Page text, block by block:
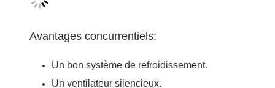
Un ventilateur silencieux.
Plus de 7 ans d'expérience en tant que fabricant
Plus de 5 ans d'expérience à l'exportation en tant